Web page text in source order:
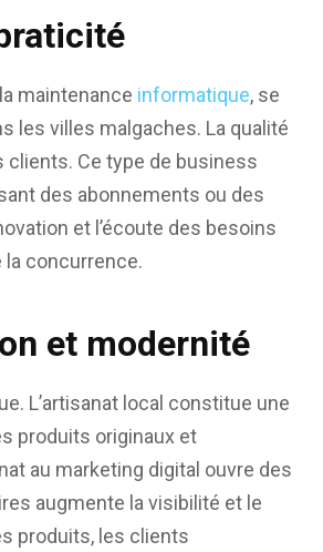
maintenance informatique, se
les villes malgaches. La qualité
clients. Ce type de business
des abonnements ou des
et l’écoute des besoins
la concurrence.
et modernité
L’artisanat local constitue une
produits originaux et
au marketing digital ouvre des
augmente la visibilité et le
produits, les clients